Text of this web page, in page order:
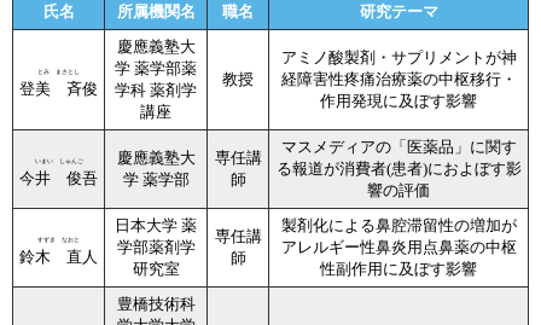
氏名 所属機関名 職名 研究テーマ
とみ まさとし
登美 斉俊
慶應義塾大
学 薬学部薬
学科 薬剤学
講座
教授
アミノ酸製剤・サプリメントが神
経障害性疼痛治療薬の中枢移行・
作用発現に及ぼす影響
いまい しゅんご
今井 俊吾
慶應義塾大
学 薬学部
専任講
師
マスメディアの「医薬品」に関す
る報道が消費者(患者)におよぼす影
響の評価
すずき なおと
鈴木 直人
日本大学 薬
学部薬剤学
研究室
専任講
師
製剤化による鼻腔滞留性の増加が
アレルギー性鼻炎用点鼻薬の中枢
性副作用に及ぼす影響
豊橋技術科